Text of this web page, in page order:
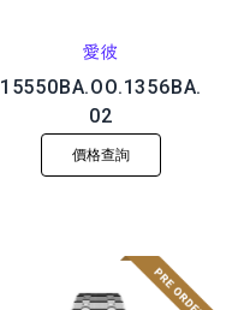
愛彼
15550BA.OO.1356BA.
02
價格查詢